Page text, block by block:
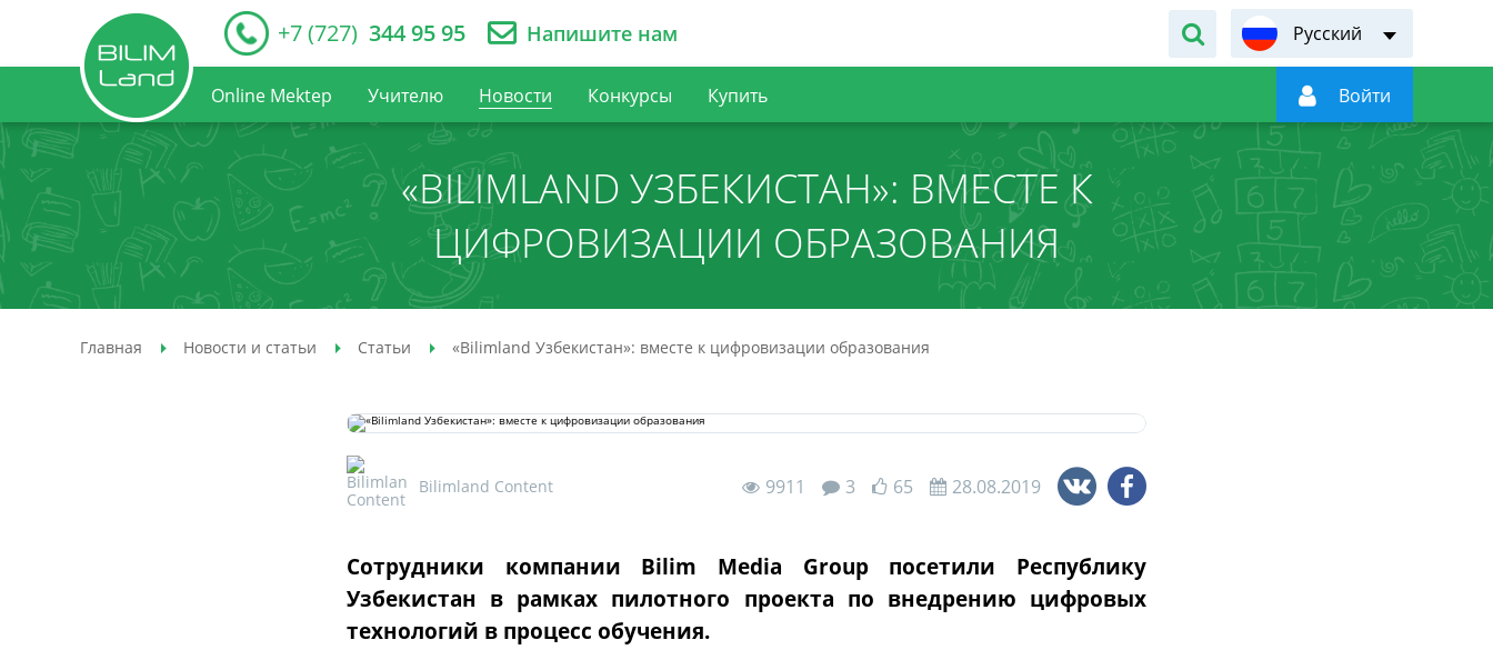
+7 (727) 344 95 95 Напишите нам Русский
Online Mektep Учителю Новости Конкурсы Купить  Войти
«BILIMLAND УЗБЕКИСТАН»: ВМЕСТЕ К
ЦИФРОВИЗАЦИИ ОБРАЗОВАНИЯ
Главная Новости и статьи Статьи «Bilimland Узбекистан»: вместе к цифровизации образования
Bilimland Content 9911 3 65 28.08.2019
Сотрудники компании Bilim Media Group посетили Республику
Узбекистан в рамках пилотного проекта по внедрению цифровых
технологий в процесс обучения.